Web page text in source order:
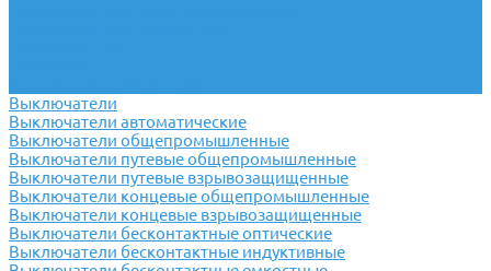
Выключатели
Выключатели автоматические
Выключатели общепромышленные
Выключатели путевые общепромышленные
Выключатели путевые взрывозащищенные
Выключатели концевые общепромышленные
Выключатели концевые взрывозащищенные
Выключатели бесконтактные оптические
Выключатели бесконтактные индуктивные